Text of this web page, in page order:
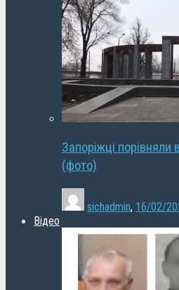
Запоріжці порівняли
(фото)
sichadmin, 16/02/
Відео